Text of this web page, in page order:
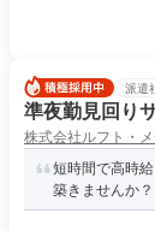
派遣
準夜勤見回り
株式会社ルフト・
短時間で高時
築きませんか？